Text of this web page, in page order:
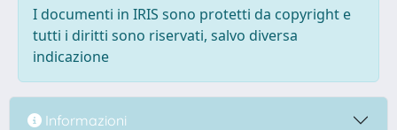
I documenti in IRIS sono protetti da copyright e
tutti i diritti sono riservati, salvo diversa
indicazione
Informazioni